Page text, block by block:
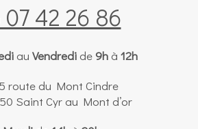
42 26 86
au Vendredide 9hà 12h
route du Mont Cindre
Saint Cyr au Mont d’or